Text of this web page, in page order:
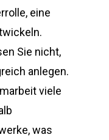
eine
Sie nicht,
anlegen.
viele
was